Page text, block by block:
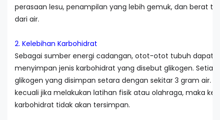
perasaan lesu, penampilan yang lebih gemuk, dan berat
dari air.
2. Kelebihan Karbohidrat
Sebagai sumber energi cadangan, otot-otot tubuh dapat
menyimpan jenis karbohidrat yang disebut glikogen.
glikogen yang disimpan setara dengan sekitar 3 gram air.
kecuali jika melakukan latihan fisik atau olahraga, maka
karbohidrat tidak akan tersimpan.